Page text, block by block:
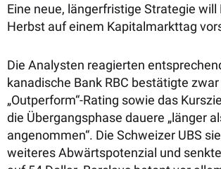
Eine neue, längerfristige Strategie will
Herbst auf einem Kapitalmarkttag
Die Analysten reagierten
kanadische Bank RBC bestätigte
„Outperform“-Rating sowie das
die Übergangsphase dauere „länger
angenommen“. Die Schweizer UBS
weiteres Abwärtspotenzial und